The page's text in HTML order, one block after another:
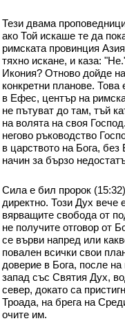
Тези двама
ако Той искаше те да
римската провинция
тяхно искане, и каза:
Икония? Отново дойде
конкретни планове.
в Ефес, център на
не пътуват до там, тъй
на волята на своя
негово ръководство
в царството на Бога, без
начин за бързо
Сила е бил пророк
директно. Този Дух вече
вярващите свобода от
не получите отговор от
се върви напред или
повален всички свои
доверие в Бога, после
запад със Святия Дух,
север, докато са
Троада, на брега на
очите им.